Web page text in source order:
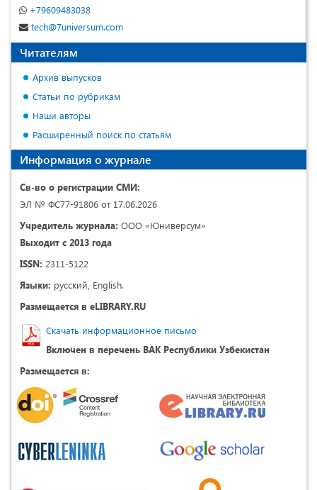
+79609483038
tech@7universum.com
Читателям
Архив выпусков
Статьи по рубрикам
Наши авторы
Расширенный поиск по статьям
Информация о журнале
Св-во о регистрации СМИ:
ЭЛ № ФС77-91806 от 17.06.2026
Учредитель журнала: ООО «Юниверсум»
Выходит с 2013 года
ISSN: 2311-5122
Языки: русский, English.
Размещается в eLIBRARY.RU
Скачать информационное письмо
Включен в перечень ВАК Республики Узбекистан
Размещается в: